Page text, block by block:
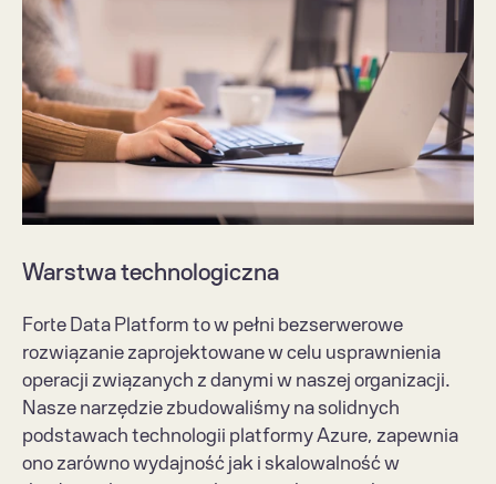
Warstwa technologiczna
Forte Data Platform to w pełni bezserwerowe
rozwiązanie zaprojektowane w celu usprawnienia
operacji związanych z danymi w naszej organizacji.
Nasze narzędzie zbudowaliśmy na solidnych
podstawach technologii platformy Azure, zapewnia
ono zarówno wydajność jak i skalowalność w